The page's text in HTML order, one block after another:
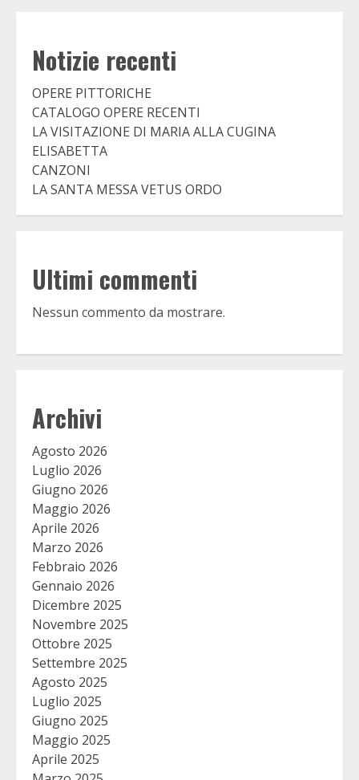
Notizie recenti
OPERE PITTORICHE
CATALOGO OPERE RECENTI
LA VISITAZIONE DI MARIA ALLA CUGINA
ELISABETTA
CANZONI
LA SANTA MESSA VETUS ORDO
Ultimi commenti
Nessun commento da mostrare.
Archivi
Agosto 2026
Luglio 2026
Giugno 2026
Maggio 2026
Aprile 2026
Marzo 2026
Febbraio 2026
Gennaio 2026
Dicembre 2025
Novembre 2025
Ottobre 2025
Settembre 2025
Agosto 2025
Luglio 2025
Giugno 2025
Maggio 2025
Aprile 2025